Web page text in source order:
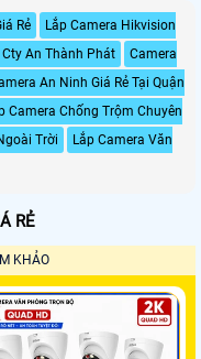
Rẻ
Lắp Camera Hikvision
An Thành Phát
Camera
An Ninh Giá Rẻ Tại Quận
Camera Chống Trộm Chuyên
Trời
Lắp Camera Văn
RẺ
KHẢO